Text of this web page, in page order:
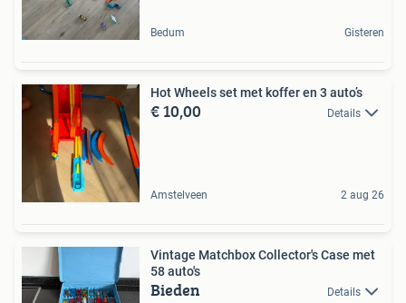
Bedum Gisteren
Hot Wheels set met koffer en 3 auto’s
€ 10,00 Details
Amstelveen 2 aug 26
Vintage Matchbox Collector's Case met
58 auto's
Bieden Details